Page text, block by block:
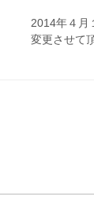
2014年４月
変更させて